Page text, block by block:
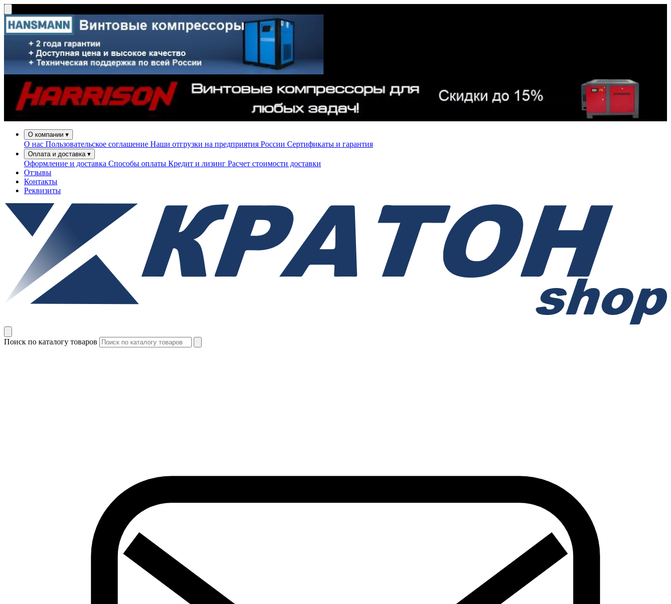
О компании ▾
О нас Пользовательское соглашение Наши отгрузки на предприятия России Сертификаты и гарантия
Оплата и доставка ▾
Оформление и доставка Способы оплаты Кредит и лизинг Расчет стоимости доставки
Отзывы
Контакты
Реквизиты
Поиск по каталогу товаров